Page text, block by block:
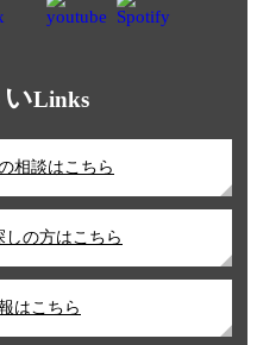
Links
相談はこちら
しの方はこちら
はこちら